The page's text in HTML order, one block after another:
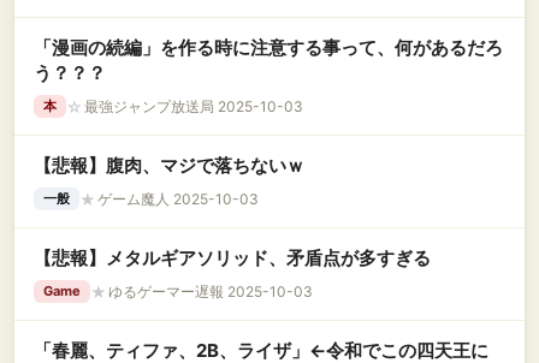
「漫画の続編」を作る時に注意する事って、何があるだろ
う？？？
本 ☆ 最強ジャンプ放送局 2025-10-03
【悲報】腹肉、マジで落ちないｗ
一般 ★ ゲーム魔人 2025-10-03
【悲報】メタルギアソリッド、矛盾点が多すぎる
Game ★ ゆるゲーマー遅報 2025-10-03
「春麗、ティファ、2B、ライザ」←令和でこの四天王に